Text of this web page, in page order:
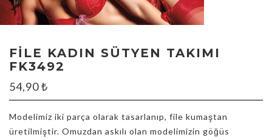
FILE KADIN SÜTYEN TAKIMI
FK3492
54,90₺
Modelimiz iki parça olarak tasarlanıp, file kumaştan
üretilmiştir. Omuzdan askılı olan modelimizin göğüs